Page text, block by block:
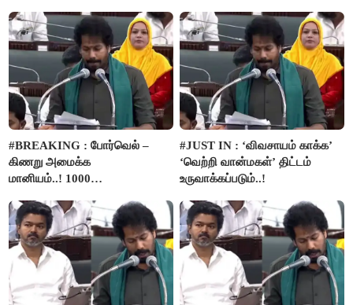
#BREAKING : போர்வெல் –
கிணறு அமைக்க
மானியம்..! 1000
பம்புசெட் வழங்கப்படும்..!
#JUST IN : ‘விவசாயம் காக்க’
‘வெற்றி வான்மகள்’ திட்டம்
உருவாக்கப்படும்..!